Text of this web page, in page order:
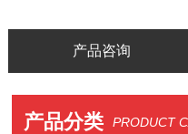
产品咨询
产品分类 PRODUCT